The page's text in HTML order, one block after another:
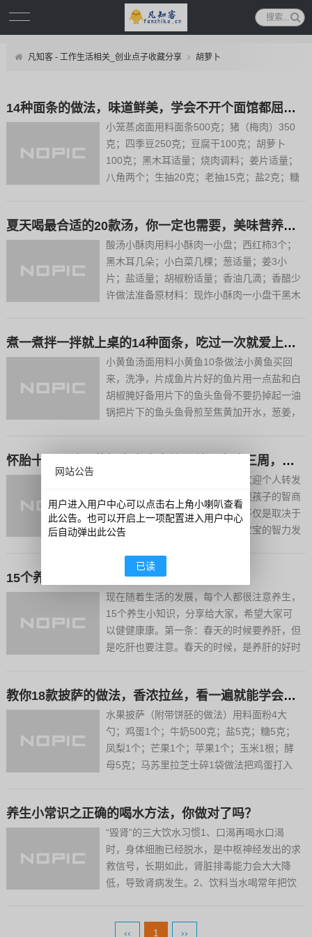
凡知客 - 工作生活相关_创业点子收藏分享 胡萝卜
14种面条的做法，味道鲜美，学会不开个面馆都屈才了
小笼蒸卤面用料面条500克；猪（梅肉）350
克；四季豆250克；豆腐干100克；胡萝卜
100克；黑木耳适量；烧肉调料；姜片适量；
八角两个；生抽20克；老抽15克；盐2克；糖
放入铺有硅油纸的蒸笼里，或者铺干笼布放入
面...
夏天喝最合适的20款汤，你一定也需要，美味营养喝起来很香
酸汤小酥肉用料小酥肉一小盘；西红柿3个；
黑木耳几朵；小白菜几棵；葱适量；姜3小
片；盐适量；胡椒粉适量；香油几滴；香醋少
许做法准备原材料：现炸小酥肉一小盘干黑木
后，入西红柿翻炒。几分钟后，西红柿变软，
溢出浓汁。加入适量开水，...
煮一煮拌一拌就上桌的14种面条，吃过一次就爱上了，简单实惠开胃
小黄鱼汤面用料小黄鱼10条做法小黄鱼买回
来，洗净，片成鱼片片好的鱼片用一点盐和白
胡椒腌好备用片下的鱼头鱼骨不要扔掉起一油
锅把片下的鱼头鱼骨煎至焦黄加开水，葱姜，
出来，就留下净鱼汤。用煎锅把腌制好的鱼排
怀胎十月，孩子的智力发育高峰期就只在这三周，错过难补救
文章原创，版权归本作者所有，欢迎个人转发
分享现在怀孕的宝妈们越来越重视孩子的智商
发育，尤其是知道孩子智力发展不仅是取决于
基因，孕期的营养等也可以提升宝宝的智力发
却是分时段的。怀胎十月，孩子的智力发育高
峰期就只在这三周，错过难补救第一个时间
段，怀孕第五周的时候：...
15个养生小知识，十分珍贵，建议收藏一下
现在随着生活的发展，每个人都很注意养生，
15个养生小知识，分享给大家，希望大家可
以健健康康。第一条：春天的时候要养肝，但
是吃肝也要注意。春天的时候，是养肝的好时
器官，里面有很多毒素。对于肝脏病患者来
说，吃了这种食物，会加...
教你18款披萨的做法，香浓拉丝，看一遍就能学会，太赞啦
水果披萨（附带饼胚的做法）用料面粉4大
勺；鸡蛋1个；牛奶500克；盐5克；糖5克；
凤梨1个；芒果1个；苹果1个；玉米1根；酵
母5克；马苏里拉芝士碎1袋做法把鸡蛋打入
要倒入面里，加入牛奶，用手顺时针搅动成面
絮，不想用手的可...
养生小常识之正确的喝水方法，你做对了吗？
“毁肾”的三大饮水习惯1、口渴再喝水口渴
时，身体细胞已经脱水，是中枢神经发出的求
救信号，长期如此，肾脏排毒能力会大大降
低，导致肾病发生。2、饮料当水喝常年把饮
石。3、长期喝浓茶浓茶中的茶碱能迅速利
‹‹ 1 ››
网站公告
用户进入用户中心可以点击右上角小喇叭查看
此公告。也可以开启上一项配置进入用户中心
后自动弹出此公告
已读